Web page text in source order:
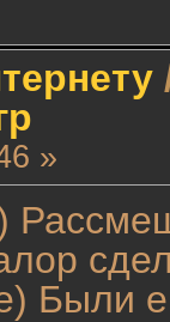
»
Были